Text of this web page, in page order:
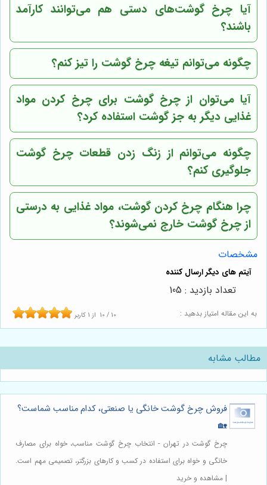
آیا چرخ گوشت‌های دستی هم می‌توانند کارآمد
باشند؟
چگونه می‌توانم تیغه چرخ گوشت را تیز کنم؟
آیا می‌توان از چرخ گوشت برای چرخ کردن مواد
غذایی دیگر به جز گوشت استفاده کرد؟
چگونه می‌توانم از زنگ زدن قطعات چرخ گوشت
جلوگیری کنم؟
چرا هنگام چرخ کردن گوشت، مواد غذایی به درستی
از چرخ گوشت خارج نمی‌شوند؟
مشخصات
به این مقاله امتیاز بدهید : 10 / 10 از 1 کاربر
تعداد بازدید : 105
مطالب مشابه
فروش چرخ گوشت خانگی یا صنعتی، کدام مناسب شماست؟
🏡
چرخ گوشت در تهران - انتخاب چرخ گوشت مناسب، خواه برای مصارف
خانگی و خواه برای استفاده در کسب و کارهای بزرگتر، تصمیمی مهم است.
| مشاهده و خرید